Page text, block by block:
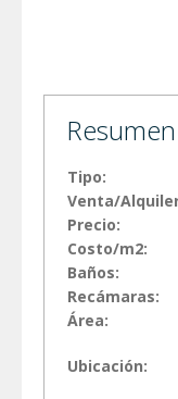
Tipo:
Venta/
Precio:
Costo/m2:
Baños:
Recámaras:
Área:
Ubicación: